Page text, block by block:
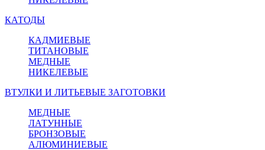
КАТОДЫ
КАДМИЕВЫЕ
ТИТАНОВЫЕ
МЕДНЫЕ
НИКЕЛЕВЫЕ
ВТУЛКИ И ЛИТЬЕВЫЕ ЗАГОТОВКИ
МЕДНЫЕ
ЛАТУННЫЕ
БРОНЗОВЫЕ
АЛЮМИНИЕВЫЕ